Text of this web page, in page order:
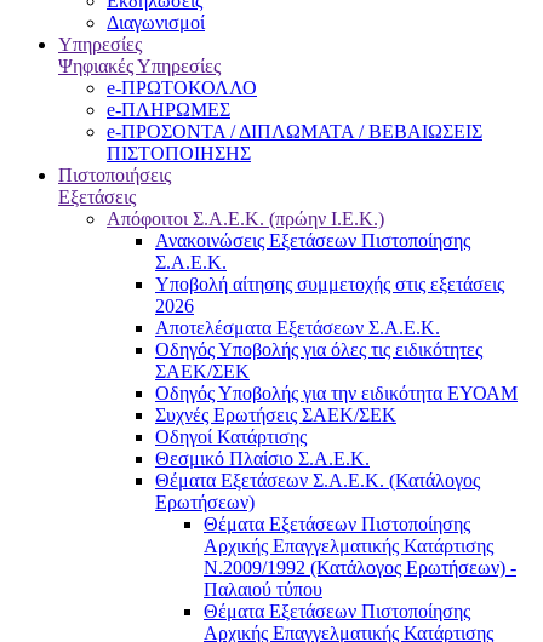
Διαγωνισμοί
Υπηρεσίες
Ψηφιακές Υπηρεσίες
e-ΠΡΩΤΟΚΟΛΛΟ
e-ΠΛΗΡΩΜΕΣ
e-ΠΡΟΣΟΝΤΑ / ΔΙΠΛΩΜΑΤΑ / ΒΕΒΑΙΩΣΕΙΣ
ΠΙΣΤΟΠΟΙΗΣΗΣ
Πιστοποιήσεις
Εξετάσεις
Απόφοιτοι Σ.Α.Ε.Κ. (πρώην Ι.Ε.Κ.)
Ανακοινώσεις Εξετάσεων Πιστοποίησης
Σ.Α.Ε.Κ.
Υποβολή αίτησης συμμετοχής στις εξετάσεις
2026
Αποτελέσματα Εξετάσεων Σ.Α.Ε.Κ.
Οδηγός Υποβολής για όλες τις ειδικότητες
ΣΑΕΚ/ΣΕΚ
Οδηγός Υποβολής για την ειδικότητα ΕΥΟΑΜ
Συχνές Ερωτήσεις ΣΑΕΚ/ΣΕΚ
Οδηγοί Κατάρτισης
Θεσμικό Πλαίσιο Σ.Α.Ε.Κ.
Θέματα Εξετάσεων Σ.Α.Ε.Κ. (Κατάλογος
Ερωτήσεων)
Θέματα Εξετάσεων Πιστοποίησης
Αρχικής Επαγγελματικής Κατάρτισης
Ν.2009/1992 (Κατάλογος Ερωτήσεων) -
Παλαιού τύπου
Θέματα Εξετάσεων Πιστοποίησης
Αρχικής Επαγγελματικής Κατάρτισης